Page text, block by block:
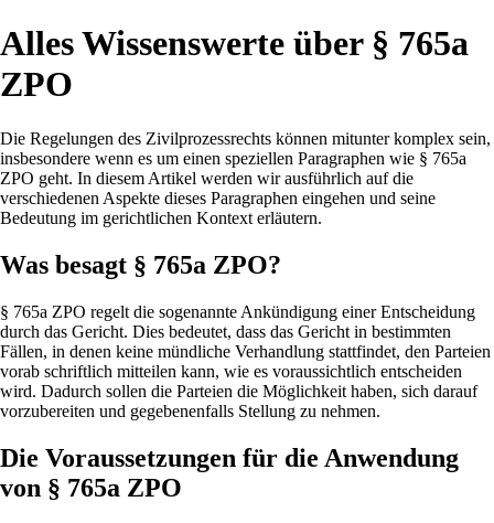
Alles Wissenswerte über § 765a
ZPO
Die Regelungen des Zivilprozessrechts können mitunter komplex sein,
insbesondere wenn es um einen speziellen Paragraphen wie § 765a
ZPO geht. In diesem Artikel werden wir ausführlich auf die
verschiedenen Aspekte dieses Paragraphen eingehen und seine
Bedeutung im gerichtlichen Kontext erläutern.
Was besagt § 765a ZPO?
§ 765a ZPO regelt die sogenannte Ankündigung einer Entscheidung
durch das Gericht. Dies bedeutet, dass das Gericht in bestimmten
Fällen, in denen keine mündliche Verhandlung stattfindet, den Parteien
vorab schriftlich mitteilen kann, wie es voraussichtlich entscheiden
wird. Dadurch sollen die Parteien die Möglichkeit haben, sich darauf
vorzubereiten und gegebenenfalls Stellung zu nehmen.
Die Voraussetzungen für die Anwendung
von § 765a ZPO